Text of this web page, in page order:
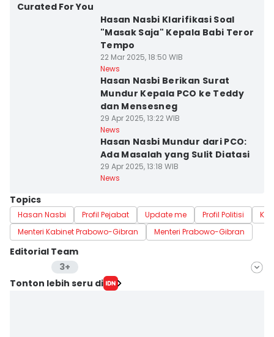
Curated For You
Hasan Nasbi Klarifikasi Soal
"Masak Saja" Kepala Babi Teror
Tempo
22 Mar 2025, 18:50 WIB
News
Hasan Nasbi Berikan Surat
Mundur Kepala PCO ke Teddy
dan Mensesneg
29 Apr 2025, 13:22 WIB
News
Hasan Nasbi Mundur dari PCO:
Ada Masalah yang Sulit Diatasi
29 Apr 2025, 13:18 WIB
News
Topics
Hasan Nasbi Profil Pejabat Update me Profil Politisi
Menteri Kabinet Prabowo-Gibran
Menteri Prabowo-Gibran
Editorial Team
3+
Editor
Tonton lebih seru di